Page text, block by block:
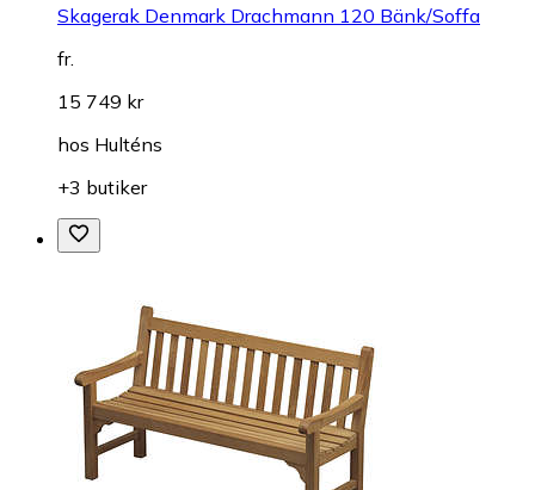
Skagerak Denmark Drachmann 120 Bänk/Soffa
fr.
15 749 kr
hos Hulténs
+3 butiker